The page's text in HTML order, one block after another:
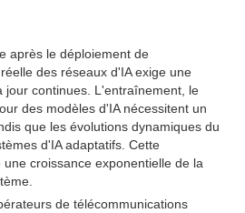
après le déploiement de
des réseaux d'IA exige une
jour continues. L'entraînement, le
des modèles d'IA nécessitent un
que les évolutions dynamiques du
d'IA adaptatifs. Cette
croissance exponentielle de la
de télécommunications